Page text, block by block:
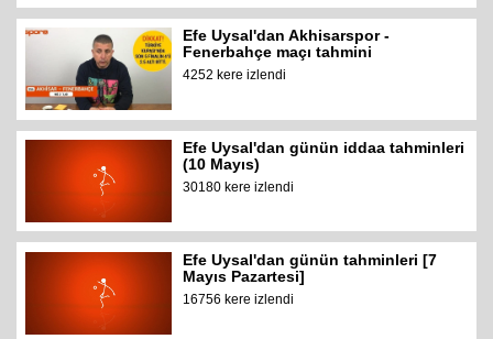
Efe Uysal'dan Akhisarspor -
Fenerbahçe maçı tahmini
4252 kere izlendi
Efe Uysal'dan günün iddaa tahminleri
(10 Mayıs)
30180 kere izlendi
Efe Uysal'dan günün tahminleri [7
Mayıs Pazartesi]
16756 kere izlendi